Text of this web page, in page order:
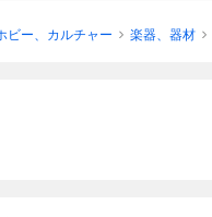
ビー、カルチャー 楽器、器材